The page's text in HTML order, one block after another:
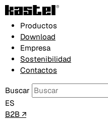
Productos
Download
Empresa
Sostenibilidad
Contactos
Buscar
ES
B2B ↗